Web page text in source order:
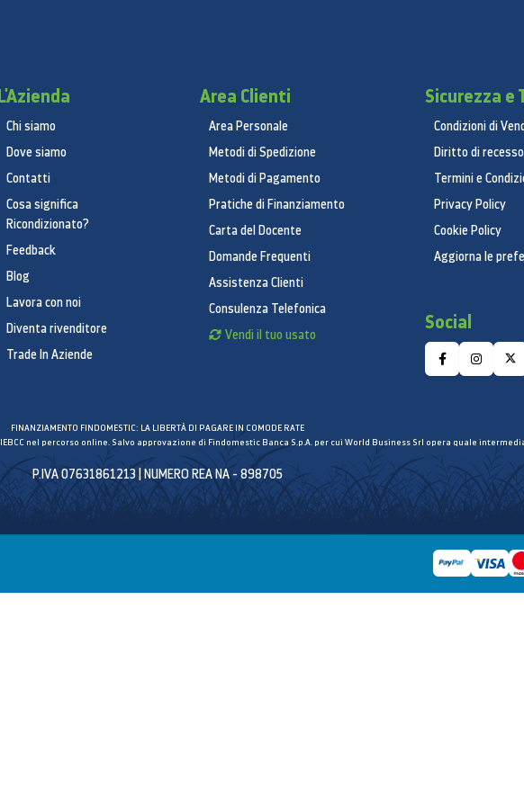
Chi siamo
Dove siamo
Contatti
Cosa significa
Ricondizionato?
Feedback
Blog
Lavora con noi
Diventa rivenditore
Trade In Aziende
Area Clienti
Area Personale
Metodi di Spedizione
Metodi di Pagamento
Pratiche di Finanziamento
Carta del Docente
Domande Frequenti
Assistenza Clienti
Consulenza Telefonica
Vendi il tuo usato
Sicurezza e
Condizioni di
Diritto di recesso
Termini e
Privacy Policy
Cookie Policy
Aggiorna le
Social
FINANZIAMENTO FINDOMESTIC: LA LIBERTÀ DI PAGARE IN COMODE RATE
nel percorso online. Salvo approvazione di Findomestic Banca S.p.A. per cui World Business Srl opera quale
P.IVA 07631861213 | NUMERO REA NA - 898705